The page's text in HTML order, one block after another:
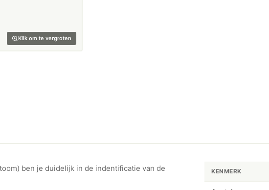
Klik om te vergroten
ben je duidelijk in de indentificatie van de
KENMERK